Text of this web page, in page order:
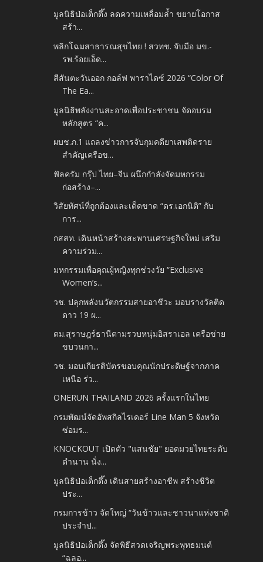
มูลนิธิป่อเต็กตึ๊ง ลดความเหลื่อมล้ำ ขยายโอกาส
สร้า...
พลิกโฉมสาธารณสุขไทย ! สวทช. จับมือ มข.-
รพ.ร้อยเอ็ด...
สีสันตะวันออก กอล์ฟ พาราไดซ์ 2026 “Color Of
The Ea...
มูลนิธิพลังงานสะอาดเพื่อประชาชน จัดอบรม
หลักสูตร “ค...
ผบช.ภ.1 แถลงข่าวการจับกุมคดียาเสพติดราย
สำคัญเครือข...
ฟัลครัม กรุ๊ป ไทย–จีน ผนึกกำลังจัดมหกรรม
ก่อสร้าง–...
วิสัยทัศน์ที่ถูกต้องและเด็ดขาด “ดร.เอกนิติ” กับ
การ...
กสสท. เดินหน้าสร้างสะพานเศรษฐกิจใหม่ เสริม
ความร่วม...
มหกรรมเพื่อคุณผู้หญิงทุกช่วงวัย “Exclusive
Women’s...
วช. ปลุกพลังนวัตกรรมสายอาชีวะ มอบรางวัลติด
ดาว 19 ผ...
ตม.สุราษฎร์ธานีตามรวบหนุ่มอิสราเอล เครือข่าย
ขบวนกา...
วช. มอบเกียรติบัตรขอบคุณนักประดิษฐ์จากภาค
เหนือ ร่ว...
ONERUN THAILAND 2026 ครั้งแรกในไทย
กรมพัฒน์จัดอัพสกิลไรเดอร์ Line Man 5 จังหวัด
ซ่อมร...
KNOCKOUT เปิดตัว "แสนชัย" ยอดมวยไทยระดับ
ตำนาน นั่ง...
มูลนิธิป่อเต็กตึ๊ง เดินสายสร้างอาชีพ สร้างชีวิต
ประ...
กรมการข้าว จัดใหญ่ “วันข้าวและชาวนาแห่งชาติ
ประจำป...
มูลนิธิป่อเต็กตึ๊ง จัดพิธีสวดเจริญพระพุทธมนต์
“ฉลอ...